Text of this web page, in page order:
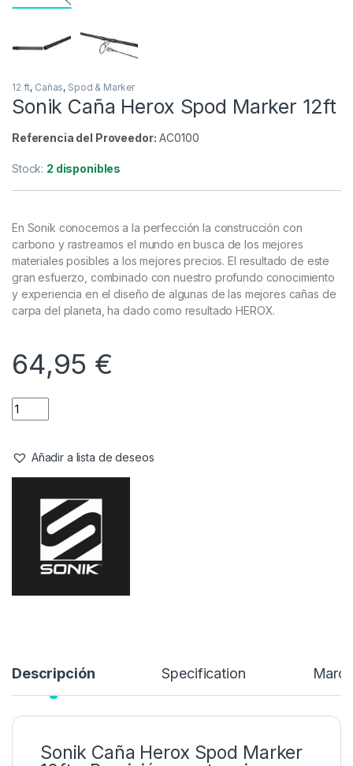
12 ft, Cañas,Spod & Marker
Sonik Caña Herox Spod Marker 12ft
Stock: 2 disponibles
En Sonik conocemos a la perfección la construcción con
materiales posibles a los mejores precios. El resultado de este
carpa del planeta, ha dado como resultado HEROX.
64,95€